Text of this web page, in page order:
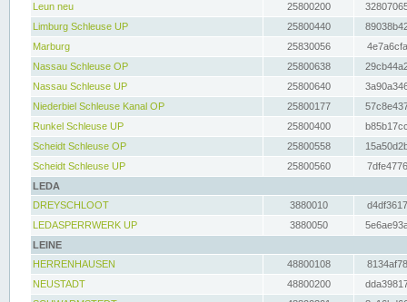
Leun neu
25800200
Limburg Schleuse UP
25800440
Marburg
25830056
Nassau Schleuse OP
25800638
Nassau Schleuse UP
25800640
Niederbiel Schleuse Kanal OP
25800177
Runkel Schleuse UP
25800400
Scheidt Schleuse OP
25800558
Scheidt Schleuse UP
25800560
LEDA
DREYSCHLOOT
3880010
LEDASPERRWERK UP
3880050
LEINE
HERRENHAUSEN
48800108
NEUSTADT
48800200